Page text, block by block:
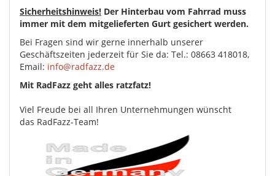
Sicherheitshinweis! Der Hinterbau vom Fahrrad muss
immer mit dem mitgelieferten Gurt gesichert werden.
Bei Fragen sind wir gerne innerhalb unserer
Geschäftszeiten jederzeit für Sie da: Tel.: 08663 418018,
Email: info@radfazz.de
Mit RadFazz geht alles ratzfatz!
Viel Freude bei all Ihren Unternehmungen wünscht
das RadFazz-Team!